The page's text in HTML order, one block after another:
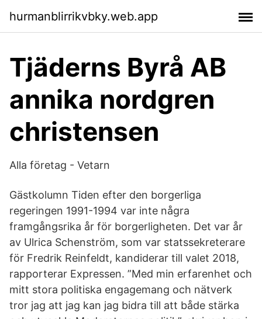
hurmanblirrikvbky.web.app
Tjäderns Byrå AB
annika nordgren
christensen
Alla företag - Vetarn
Gästkolumn Tiden efter den borgerliga
regeringen 1991-1994 var inte några
framgångsrika år för borgerligheten. Det var år
av Ulrica Schenström, som var statssekreterare
för Fredrik Reinfeldt, kandiderar till valet 2018,
rapporterar Expressen. ”Med min erfarenhet och
mitt stora politiska engagemang och nätverk
tror jag att jag kan jag bidra till att både stärka